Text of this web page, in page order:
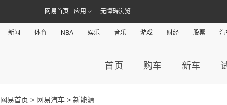
网易首页 应用 无障碍浏览
新闻 体育 NBA 娱乐 音乐 游戏 财经 股票 汽
首页 购车 新车
网易首页 > 网易汽车 > 新能源